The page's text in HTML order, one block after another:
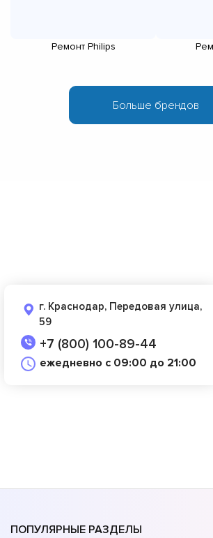
Ремонт Philips
г. Краснодар, Передовая улица,
59
+7 (800) 100-89-44
ежедневно с 09:00 до 21:00
ПОПУЛЯРНЫЕ РАЗДЕЛЫ